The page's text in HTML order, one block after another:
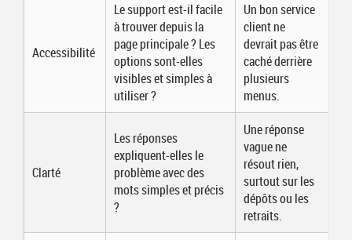
Accessibilité
Le support est-il facile
à trouver depuis la
page principale ? Les
options sont-elles
visibles et simples à
utiliser ?
Un bon service
client ne
devrait pas être
caché derrière
plusieurs
menus.
Clarté
Les réponses
expliquent-elles le
problème avec des
mots simples et précis
?
Une réponse
vague ne
résout rien,
surtout sur les
dépôts ou les
retraits.